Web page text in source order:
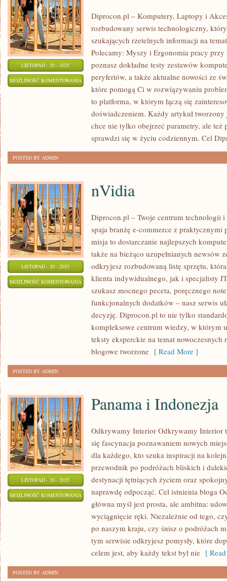
LISTOPAD - 20 - 2025
MOŻLIWOŚĆ KOMENTOWANIA OBUDOWY
KOMPUTEROWE
MYSZY
Diprocon.pl – Komputery, Laptopy i
rozbudowany serwis technologiczny,
szukających rzetelnych informacji na
Polecamy: Myszy i Ergonomia pracy
poznasz dokładne testy zestawów
peryferiów, a także aktualne nowości ze
które pomogą Ci w rozwiązywaniu
to platforma, w którym łączą się
doświadczeniem. Każdy artykuł
chce nie tylko obejrzeć parametry, ale też
sprawdzi się w życiu codziennym. Cel
POSTED BY ADMIN
LISTOPAD - 20 - 2025
MOŻLIWOŚĆ KOMENTOWANIA NVIDIA
nVidia
Diprocon.pl – Twoje centrum technologii
spaja branżę e-commerce z
misja to dostarczanie najlepszych
także na bieżąco uzupełnianych newsów
odkryjesz rozbudowaną listę sprzętu,
klienta indywidualnego, jak i specjalisty
szukasz mocnego peceta, poręcznego
funkcjonalnych dodatków – nasz serwis
decyzję. Diprocon.pl to nie tylko
kompleksowe centrum wiedzy, w którym
teksty eksperckie na temat
blogowe tworzone [ Read More ]
POSTED BY ADMIN
LISTOPAD - 20 - 2025
MOŻLIWOŚĆ KOMENTOWANIA PANAMA
INDONEZJA
Panama i Indonezja
Odkrywamy Interior Odkrywamy Interior
się fascynacja poznawaniem nowych
dla każdego, kto szuka inspiracji na
przewodnik po podróżach bliskich i
destynacji tętniących życiem oraz
naprawdę odpocząć. Cel istnienia bloga
główna myśl jest prosta, ale ambitna:
wyciągnięcie ręki. Niezależnie od tego,
po naszym kraju, czy śnisz o podróżach
tym serwisie odkryjesz pomysły, które
celem jest, aby każdy tekst był nie [
POSTED BY ADMIN